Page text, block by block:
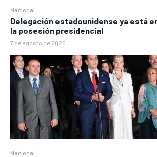
Nacional
Delegación estadounidense ya está
la posesión presidencial
7 de agosto de 2026
Nacional